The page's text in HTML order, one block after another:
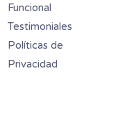
Funcional
Testimoniales
Políticas de
Privacidad